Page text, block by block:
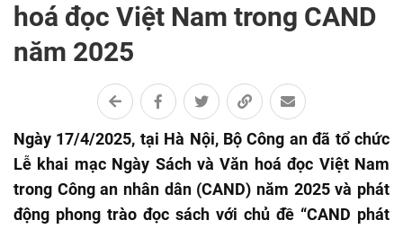
hoá đọc Việt Nam trong CAND
năm 2025
Ngày 17/4/2025, tại Hà Nội, Bộ Công an đã tổ chức
Lễ khai mạc Ngày Sách và Văn hoá đọc Việt Nam
trong Công an nhân dân (CAND) năm 2025 và phát
động phong trào đọc sách với chủ đề “CAND phát